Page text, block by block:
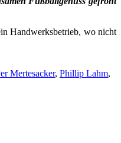
Handwerksbetrieb, wo nicht
Mertesacker, Phillip Lahm,